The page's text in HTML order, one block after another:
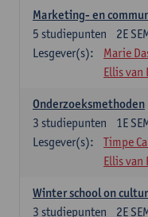
Marketing- en
2E
5 studiepunten
Lesgever(s):
Marie
Ellis
Onderzoeksmethoden
1E
3 studiepunten
Lesgever(s):
Timpe
Ellis
Winter school on
2E
3 studiepunten